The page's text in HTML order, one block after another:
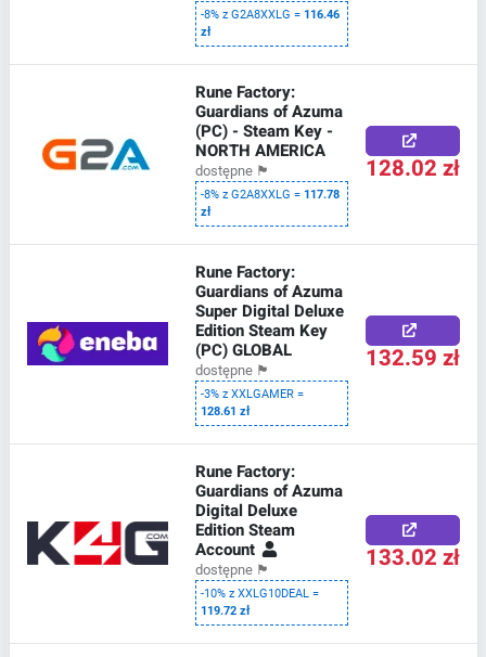
-8% z G2A8XXLG =116.46
zł
Rune Factory:
Guardians of Azuma
(PC) - Steam Key -
NORTH AMERICA
dostępne 🏴
-8% z G2A8XXLG =117.78
zł
128.02 zł
Rune Factory:
Guardians of Azuma
Super Digital Deluxe
Edition Steam Key
(PC) GLOBAL
dostępne 🏴
-3% z XXLGAMER =
128.61 zł
132.59 zł
Rune Factory:
Guardians of Azuma
Digital Deluxe
Edition Steam
Account
dostępne 🏴
-10% z XXLG10DEAL =
119.72 zł
133.02 zł